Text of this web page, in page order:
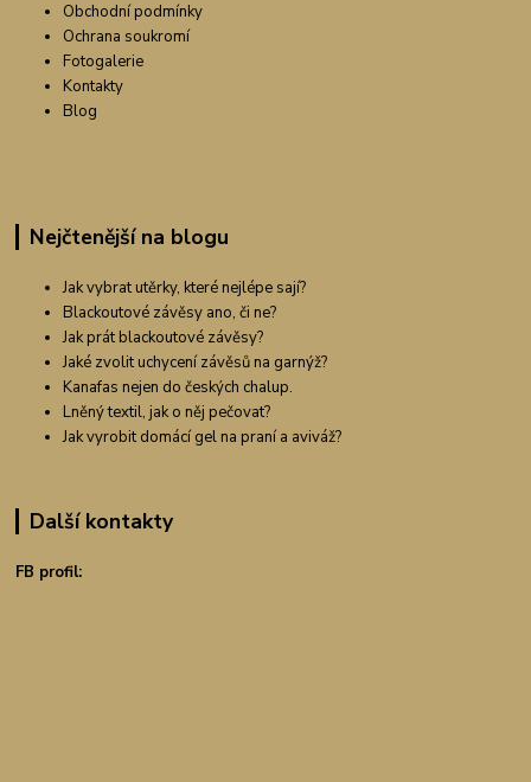
Obchodní podmínky
Ochrana soukromí
Fotogalerie
Kontakty
Blog
Nejčtenější na blogu
Jak vybrat utěrky, které nejlépe sají?
Blackoutové závěsy ano, či ne?
Jak prát blackoutové závěsy?
Jaké zvolit uchycení závěsů na garnýž?
Kanafas nejen do českých chalup.
Lněný textil, jak o něj pečovat?
Jak vyrobit domácí gel na praní a aviváž?
Další kontakty
FB profil: